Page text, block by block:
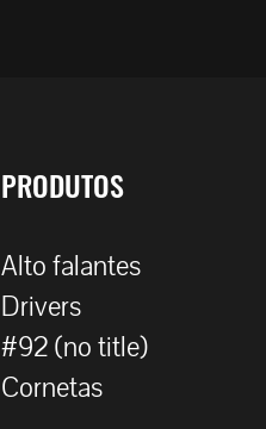
PRODUTOS
Alto falantes
Drivers
#92 (no title)
Cornetas